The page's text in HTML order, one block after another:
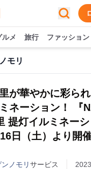
ルメ 旅行 ファッショ
モリ
が華やかに彩ら
ネーション！ 『
提灯イルミネー
日（土）より開
ノモリサービス